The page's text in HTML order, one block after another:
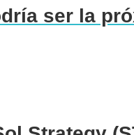
ser la